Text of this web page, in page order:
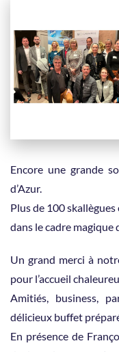
Encore une grande
d’Azur.
Plus de 100
dans le cadre magique
Un grand merci à
pour l’accueil
Amitiés, business,
délicieux buffet
En présence de